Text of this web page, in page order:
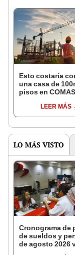
Esto costaría
una casa de
pisos en
distritos de
NORTE
LEER MÁS
LO MÁS VISTO
Cronograma de
de sueldos y
de agosto 2026